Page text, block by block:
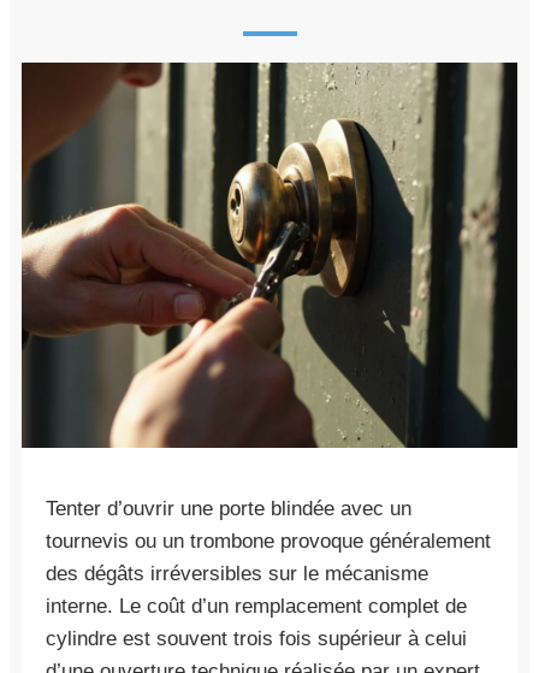
Tenter d’ouvrir une porte blindée avec un
tournevis ou un trombone provoque généralement
des dégâts irréversibles sur le mécanisme
interne. Le coût d’un remplacement complet de
cylindre est souvent trois fois supérieur à celui